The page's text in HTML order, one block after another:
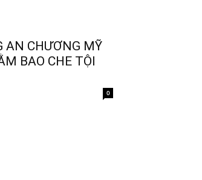
AN CHƯƠNG MỸ
BAO CHE TỘI
0